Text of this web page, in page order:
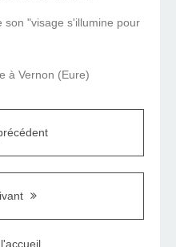
son "visage s'illumine pour
à Vernon (Eure)